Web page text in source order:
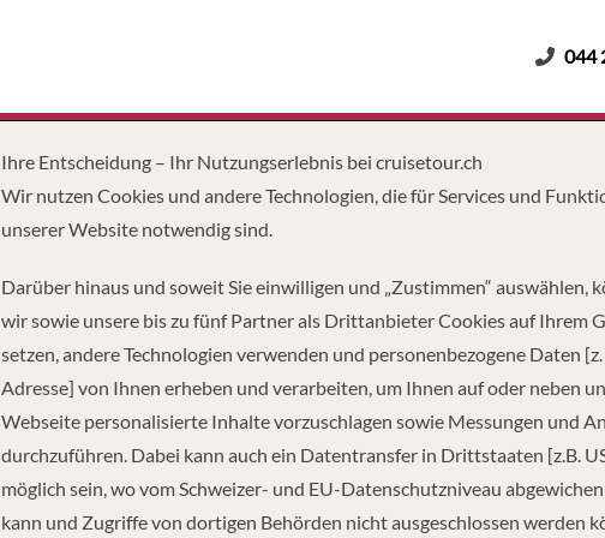
044
Erwachsene Kinder
BESATZUNG
5
TONNAGE
300
153
Ihre Entscheidung – Ihr Nutzungserlebnis bei cruisetour.ch
Wir nutzen Cookies und andere Technologien, die für Services und
unserer Website notwendig sind.
Darüber hinaus und soweit Sie einwilligen und „Zustimmen“ auswählen,
wir sowie unsere bis zu fünf Partner als Drittanbieter Cookies auf Ihrem
setzen, andere Technologien verwenden und personenbezogene Daten [z.
Adresse] von Ihnen erheben und verarbeiten, um Ihnen auf oder neben
Webseite personalisierte Inhalte vorzuschlagen sowie Messungen und
durchzuführen. Dabei kann auch ein Datentransfer in Drittstaaten [z.B.
möglich sein, wo vom Schweizer- und EU-Datenschutzniveau
kann und Zugriffe von dortigen Behörden nicht ausgeschlossen werden